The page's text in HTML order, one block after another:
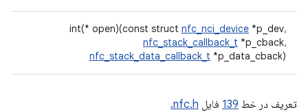
int(* open)(const struct nfc_nci_device *p_dev،
nfc_stack_callback_t *p_cback،
nfc_stack_data_callback_t *p_data_cback)
تعریف در خط 139 فایل nfc.h.